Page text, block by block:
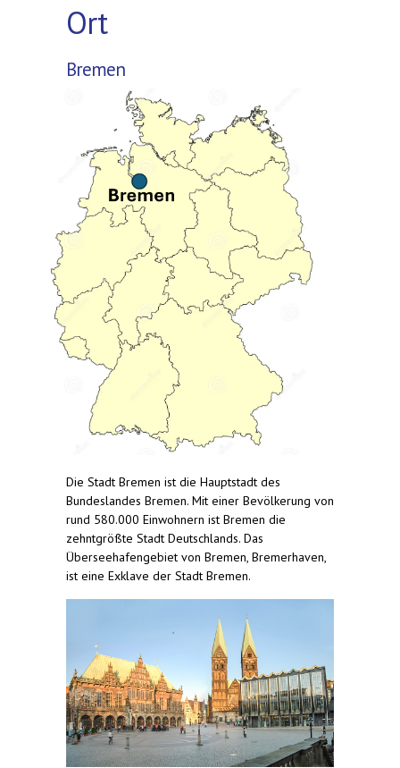
Ort
Bremen
Die Stadt Bremen ist die Hauptstadt des
Bundeslandes Bremen. Mit einer Bevölkerung von
rund 580.000 Einwohnern ist Bremen die
zehntgrößte Stadt Deutschlands. Das
Überseehafengebiet von Bremen, Bremerhaven,
ist eine Exklave der Stadt Bremen.